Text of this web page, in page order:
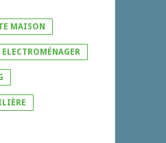
MAISON
ELECTROMÉNAGER